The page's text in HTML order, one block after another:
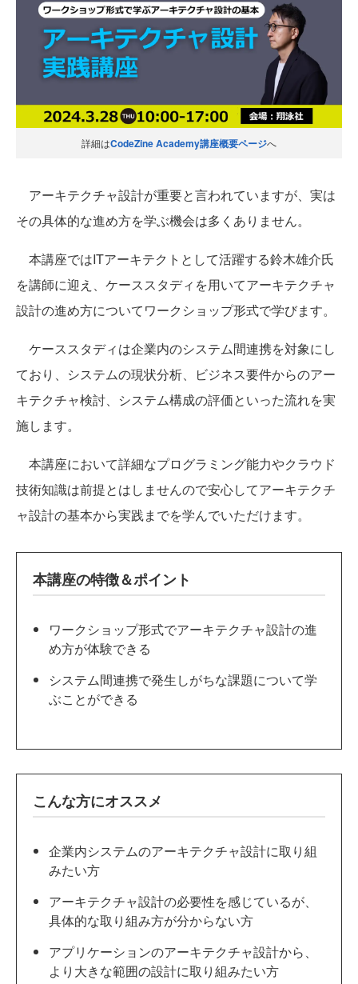
詳細はCodeZine Academy講座概要ページへ
アーキテクチャ設計が重要と言われていますが、実は
その具体的な進め方を学ぶ機会は多くありません。
本講座ではITアーキテクトとして活躍する鈴木雄介氏
を講師に迎え、ケーススタディを用いてアーキテクチャ
設計の進め方についてワークショップ形式で学びます。
ケーススタディは企業内のシステム間連携を対象にし
ており、システムの現状分析、ビジネス要件からのアー
キテクチャ検討、システム構成の評価といった流れを実
施します。
本講座において詳細なプログラミング能力やクラウド
技術知識は前提とはしませんので安心してアーキテクチ
ャ設計の基本から実践までを学んでいただけます。
本講座の特徴＆ポイント
ワークショップ形式でアーキテクチャ設計の進
め方が体験できる
システム間連携で発生しがちな課題について学
ぶことができる
こんな方にオススメ
企業内システムのアーキテクチャ設計に取り組
みたい方
アーキテクチャ設計の必要性を感じているが、
具体的な取り組み方が分からない方
アプリケーションのアーキテクチャ設計から、
より大きな範囲の設計に取り組みたい方